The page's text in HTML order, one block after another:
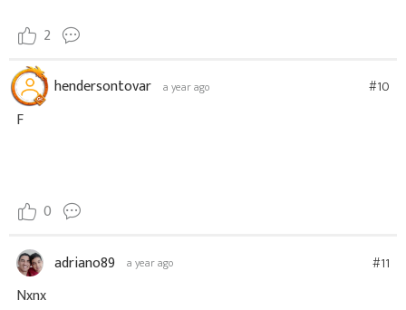
2
hendersontovar a year ago #10
F
0
adriano89 a year ago #11
Nxnx